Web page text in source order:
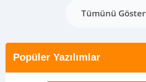
Tümünü Göster
Popüler Yazılımlar